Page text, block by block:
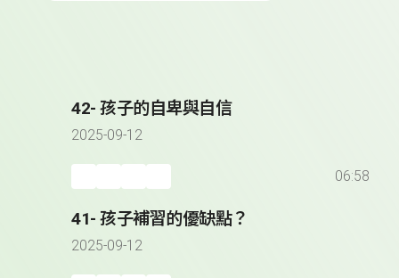
42- 孩子的自卑與自信
2025-09-12
06:58
41- 孩子補習的優缺點？
2025-09-12